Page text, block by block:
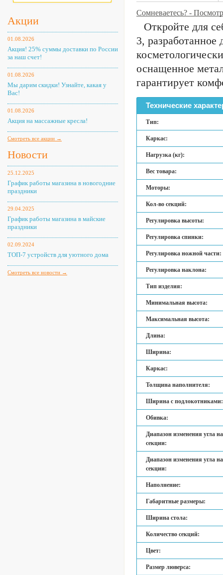
Акции
01.08.2026
Акция! 25% суммы доставки по России
за наш счет!
01.08.2026
Мы дарим скидки! Узнайте, какая у
Вас!
01.08.2026
Акция на массажные кресла!
Смотреть все акции →
Новости
25.12.2025
График работы магазина в новогодние
праздники
29.04.2025
График работы магазина в майские
праздники
02.09.2024
ТОП-7 устройств для уютного дома
Смотреть все новости →
Сомневаетесь? -
Откройте для
3, разработанное
оснащенное
гарантирует
Технические
Тип:
Каркас:
Нагрузка (кг):
Вес товара:
Моторы:
Кол-во секций:
Регулировка высоты:
Регулировка спинки:
Регулировка ножной части:
Регулировка наклона:
Тип изделия:
Минимальная высота:
Максимальная высота:
Длина:
Ширина:
Каркас:
Толщина наполнителя:
Ширина с подлокотниками:
Обивка:
Диапазон изменения угла
секции:
Диапазон изменения угла
секции:
Наполнение:
Габаритные размеры:
Ширина стола:
Количество секций:
Цвет:
Размер люверса: